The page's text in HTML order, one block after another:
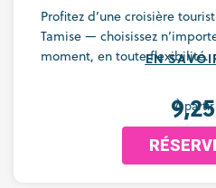
Profitez d’une croisière
Tamise — choisissez
moment, en toute flexibilité.
EN
À